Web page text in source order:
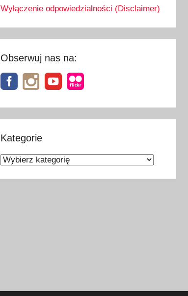
Wyłączenie odpowiedzialności (Disclaimer)
Obserwuj nas na:
Kategorie
Kategorie